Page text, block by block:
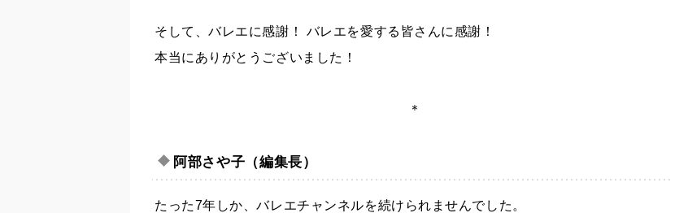
そして、バレエに感謝！ バレエを愛する皆さんに感謝！
本当にありがとうございました！
＊
阿部さや子（編集長）
たった7年しか、バレエチャンネルを続けられませんでした。